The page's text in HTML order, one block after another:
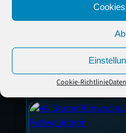
Cookie-Richtlinie
Unsere
und Lesen